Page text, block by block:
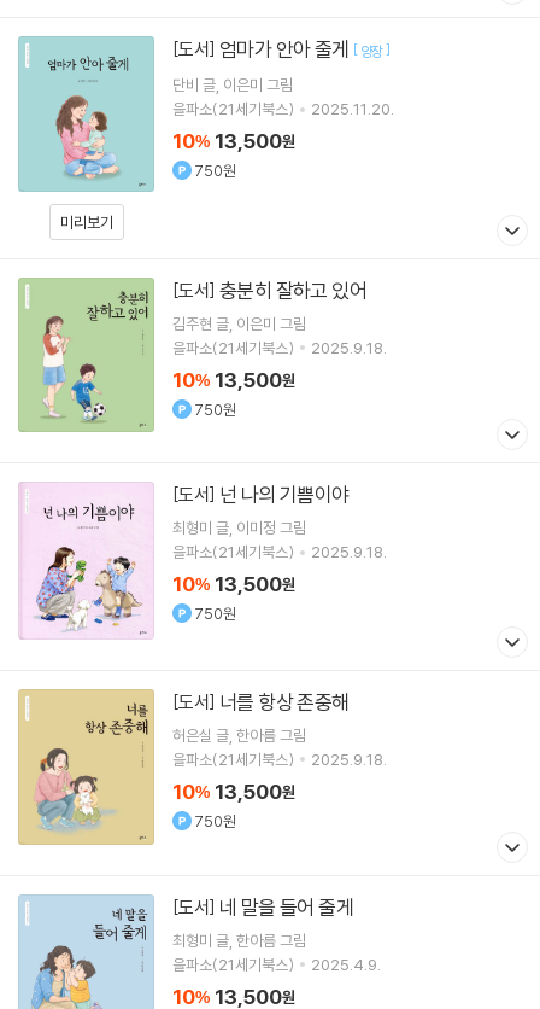
미리보기
[도서] 엄마가 안아 줄게 [ 양장]
단비 글 이은미 그림
을파소(21세기북스)
2025.11.20.
10% 13,500원
750원
[도서] 충분히 잘하고 있어
김주현 글 이은미 그림
을파소(21세기북스)
2025.9.18.
10% 13,500원
750원
[도서] 넌 나의 기쁨이야
최형미 글 이미정 그림
을파소(21세기북스)
2025.9.18.
10% 13,500원
750원
[도서] 너를 항상 존중해
허은실 글 한아름그림
을파소(21세기북스)
2025.9.18.
10% 13,500원
750원
[도서] 네 말을 들어 줄게
최형미 글 한아름그림
을파소(21세기북스)
2025.4.9.
10% 13,500원